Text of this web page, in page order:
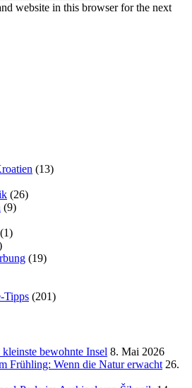
website in this browser for the next
(13)
(26)
(9)
(1)
(19)
Tipps (201)
bewohnte Insel 8. Mai 2026
Frühling: Wenn die Natur erwacht 26.